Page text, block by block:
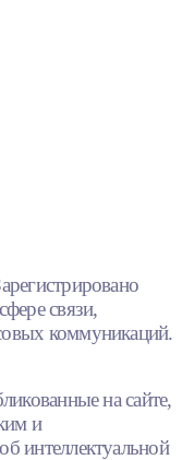
связи,
коммуникаций.
на сайте,
и
интеллектуальной